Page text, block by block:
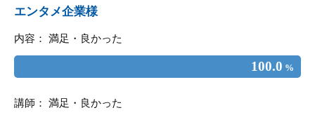
エンタメ企業様
内容： 満足・良かった
100.0 %
講師： 満足・良かった